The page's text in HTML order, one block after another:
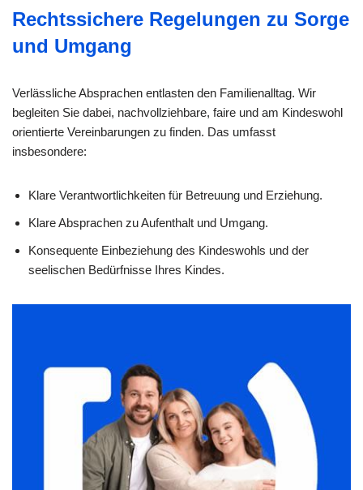
Rechtssichere Regelungen zu Sorge
und Umgang
Verlässliche Absprachen entlasten den Familienalltag. Wir
begleiten Sie dabei, nachvollziehbare, faire und am Kindeswohl
orientierte Vereinbarungen zu finden. Das umfasst
insbesondere:
Klare Verantwortlichkeiten für Betreuung und Erziehung.
Klare Absprachen zu Aufenthalt und Umgang.
Konsequente Einbeziehung des Kindeswohls und der
seelischen Bedürfnisse Ihres Kindes.